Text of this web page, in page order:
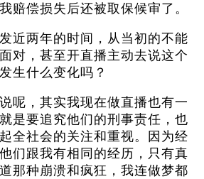
赔偿损失后还被取保候审了。
两年的时间，从当初的不能
对，甚至开直播主动去说这个
生什么变化吗？
说呢，其实我现在做直播也有一
是要追究他们的刑事责任，也
全社会的关注和重视。因为经
们跟我有相同的经历，只有真
那种崩溃和疯狂，我连做梦都